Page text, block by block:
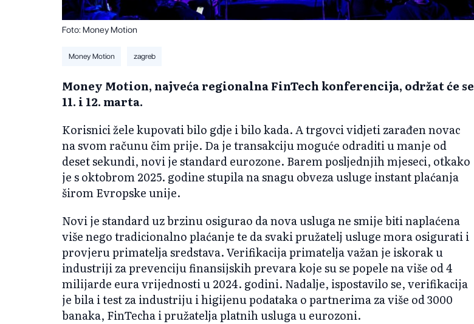
Foto: Money Motion
Money Motion zagreb
Money Motion, najveća regionalna FinTech konferencija, održat će se
11. i 12. marta.
Korisnici žele kupovati bilo gdje i bilo kada. A trgovci vidjeti zarađen novac
na svom računu čim prije. Da je transakciju moguće odraditi u manje od
deset sekundi, novi je standard eurozone. Barem posljednjih mjeseci, otkako
je s oktobrom 2025. godine stupila na snagu obveza usluge instant plaćanja
širom Evropske unije.
Novi je standard uz brzinu osigurao da nova usluga ne smije biti naplaćena
više nego tradicionalno plaćanje te da svaki pružatelj usluge mora osigurati i
provjeru primatelja sredstava. Verifikacija primatelja važan je iskorak u
industriji za prevenciju finansijskih prevara koje su se popele na više od 4
milijarde eura vrijednosti u 2024. godini. Nadalje, ispostavilo se, verifikacija
je bila i test za industriju i higijenu podataka o partnerima za više od 3000
banaka, FinTecha i pružatelja platnih usluga u eurozoni.